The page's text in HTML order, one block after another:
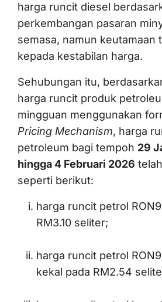
harga runcit diesel
perkembangan pasaran
semasa, namun keutamaan
kepada kestabilan harga.
Sehubungan itu,
harga runcit produk
mingguan menggunakan
Pricing Mechanism, harga
petroleum bagi tempoh 29
hingga 4 Februari 2026
seperti berikut:
harga runcit petrol
RM3.10 seliter;
harga runcit petrol
kekal pada RM2.54